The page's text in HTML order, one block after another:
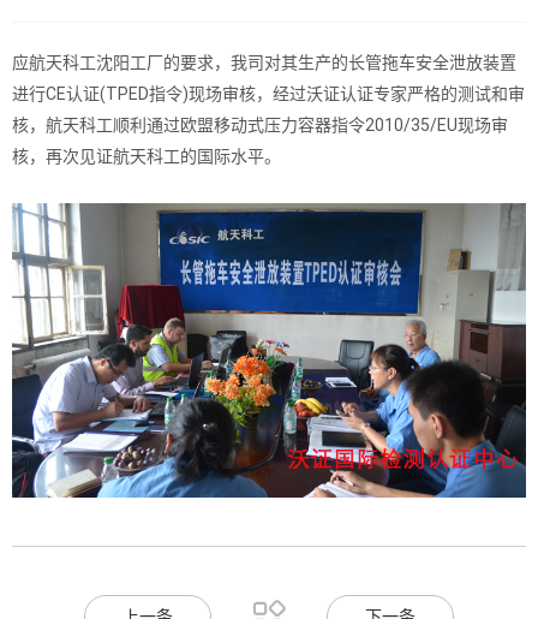
应航天科工沈阳工厂的要求，我司对其生产的长管拖车安全泄放装置
进行CE认证(TPED指令)现场审核，经过沃证认证专家严格的测试和审
核，航天科工顺利通过欧盟移动式压力容器指令2010/35/EU现场审
核，再次见证航天科工的国际水平。